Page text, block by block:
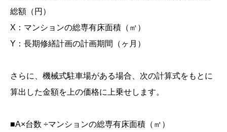
総額（円）
X：マンションの総専有床面積（㎡）
Y：長期修繕計画の計画期間（ヶ月）
さらに、機械式駐車場がある場合、次の計算式をもとに
算出した金額を上の価格に上乗せします。
■A×台数 ÷マンションの総専有床面積（㎡）